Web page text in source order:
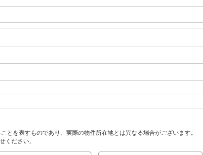
を表すものであり、実際の物件所在地とは異なる場合がございます。
ください。